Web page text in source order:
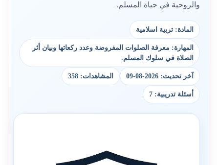
والروحية في حياة المسلم.
المادة: تربية اسلامية
المهارة: معرفة الصلوات المفروضة وعدد ركعاتها وبيان أثر
الصلاة في سلوك المسلم.
آخر تحديث: 2026-08-09 المشاهدات: 358
أسئلة تدريبية: 7